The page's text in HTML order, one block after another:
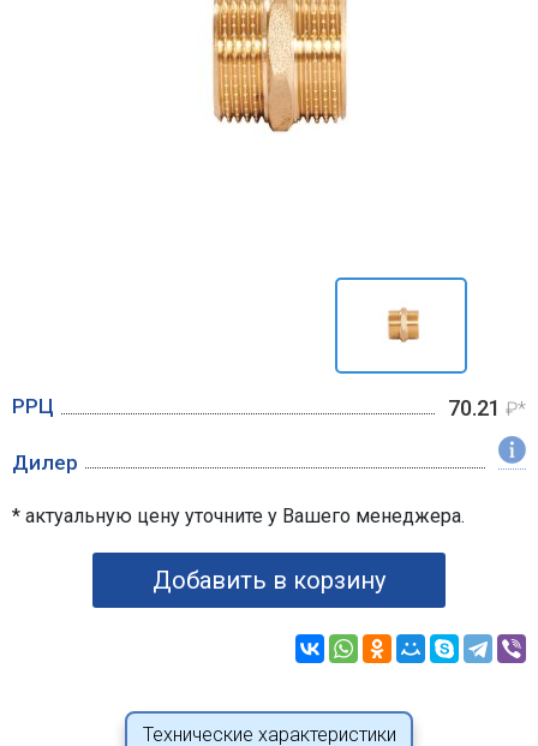
РРЦ 70.21 ₽*
Дилер
* актуальную цену уточните у Вашего менеджера.
Добавить в корзину
Технические характеристики